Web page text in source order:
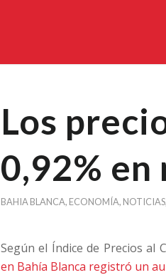
Los
0,92%
BAHIA BLANCA, ECONOMÍA, NOTICIAS,
Según el Índice de Precios al
en Bahía Blanca registró un